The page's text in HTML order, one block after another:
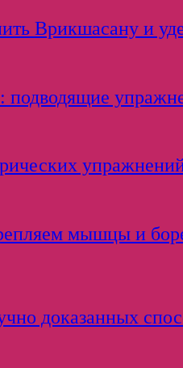
Врикшасану и
подводящие
мышцы и
доказанных